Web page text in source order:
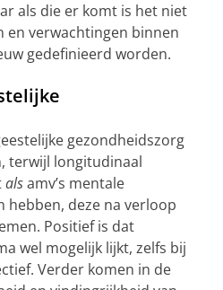
als die er komt is het niet
en verwachtingen binnen
gedefinieerd worden.
gezondheidszorg
terwijl longitudinaal
alsamv’s mentale
hebben, deze na verloop
Positief is dat
wel mogelijk lijkt, zelfs bij
Verder komen in de